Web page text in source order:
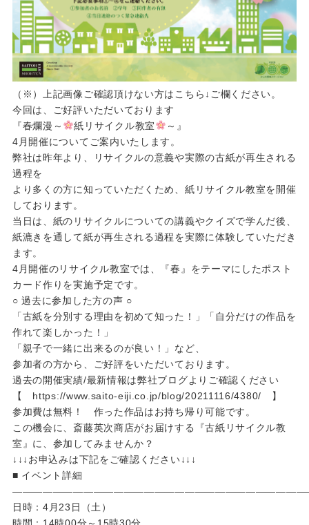
（※）上記画像ご確認頂けない方はこちら↓ご欄ください。
今回は、ご好評いただいております
『春爛漫～
紙リサイクル教室
～』
4月開催についてご案内いたします。
弊社は昨年より、リサイクルの意義や実際の古紙が再生される
過程を
より多くの方に知っていただくため、紙リサイクル教室を開催
しております。
当日は、紙のリサイクルについての講義やクイズで学んだ後、
紙漉きを通して紙が再生される過程を実際に体験していただき
ます。
4月開催のリサイクル教室では、『春』をテーマにしたポスト
カード作りを実施予定です。
○ 過去に参加した方の声 ○
「古紙を分別する理由を初めて知った！」「自分だけの作品を
作れて楽しかった！」
「親子で一緒に出来るのが良い！」など、
参加者の方から、ご好評をいただいております。
過去の開催実績/最新情報は弊社ブログよりご確認ください
【 https://www.saito-eiji.co.jp/blog/20211116/4380/ 】
参加費は無料！ 作った作品はお持ち帰り可能です。
この機会に、斎藤英次商店がお届けする『古紙リサイクル教
室』に、参加してみませんか？
↓↓↓お申込みは下記をご確認ください↓↓↓
■ イベント詳細
日時：4月23日（土）
時間：14時00分～15時30分